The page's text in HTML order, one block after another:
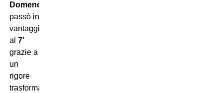
Domenech
passò in
vantaggio
al 7’
grazie a
un
rigore
trasformato